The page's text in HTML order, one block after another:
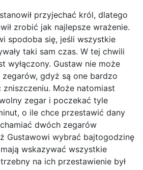
przyjechać król, dlatego
zrobić jak najlepsze wrażenie.
spodoba się, jeśli wszystkie
taki sam czas. W tej chwili
wyłączony. Gustaw nie może
gdyż są one bardzo
zniszczeniu. Może natomiast
zegar i poczekać tyle
o ile chce przestawić dany
dwóch zegarów
Gustawowi wybrać bajtogodzinę
wskazywać wszystkie
na ich przestawienie był